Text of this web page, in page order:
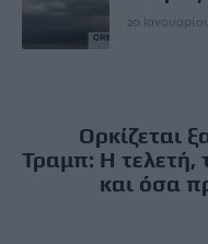
20
Ορκίζεται
Τραμπ: Η τελετή,
και όσα